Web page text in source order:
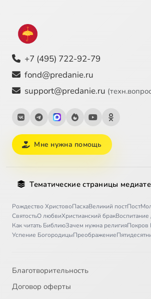
+7 (495) 722-92-79
fond@predanie.ru
support@predanie.ru
Мне нужна помощь
Тематические страницы
Рождество ХристовоПасхаВеликий постПост
СвятостьО любвиХристианский бракВоспитание
Как читать БиблиюЗачем нужна религияПокров
Успение БогородицыПреображение
Благотворительность
Договор оферты